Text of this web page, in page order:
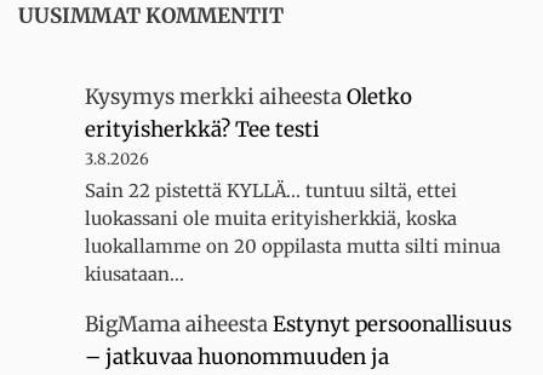
UUSIMMAT KOMMENTIT
Kysymys merkki aiheestaOletko
erityisherkkä? Tee testi
3.8.2026
Sain 22 pistettä KYLLÄ... tuntuu siltä, ettei
luokassani ole muita erityisherkkiä, koska
luokallamme on 20 oppilasta mutta silti minua
kiusataan…
BigMamaaiheestaEstynyt persoonallisuus
– jatkuvaa huonommuuden ja